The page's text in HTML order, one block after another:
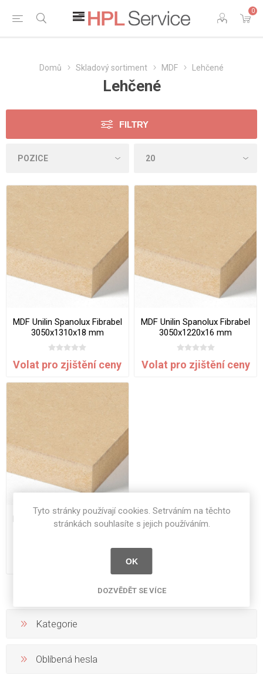
0
Domů Skladový sortiment MDF Lehčené
Lehčené
FILTRY
MDF Unilin Spanolux Fibrabel
3050x1310x18 mm
Volat pro zjištění ceny
MDF Unilin Spanolux Fibrabel
3050x1220x16 mm
Volat pro zjištění ceny
MDF Unilin Spanolux Fibrabel
3050x1220x18 mm
Kategorie
Oblíbená hesla
Tyto stránky používají cookies. Setrváním na těchto
stránkách souhlasíte s jejich používáním.
OK
DOZVĚDĚT SE VÍCE